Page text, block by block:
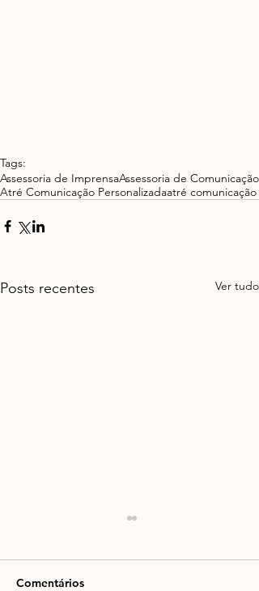
Tags:
Assessoria de ImprensaAssessoria de Comunicação
Atré Comunicação Personalizadaatré comunicação
Posts recentes Ver tudo
Comentários